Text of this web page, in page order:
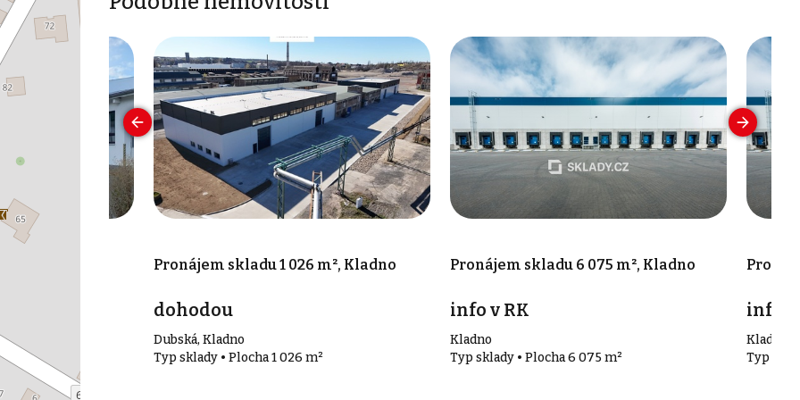
m², Stochov
m²
Pronájem skladu 1 026 m², Kladno
dohodou
Dubská, Kladno
Typ sklady • Plocha 1 026 m²
Pronájem skladu 6 075 m², Kladno
info v RK
Kladno
Typ sklady • Plocha 6 075 m²
info v
Kladno
Typ